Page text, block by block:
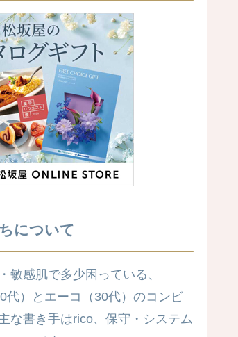
について
敏感肌で多少困っている、
代）とエーコ（30代）のコンビ
な書き手はrico、保守・システム